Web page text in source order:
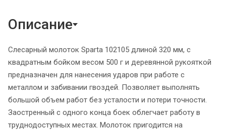
Описание
Слесарный молоток Sparta 102105 длиной 320 мм, с
квадратным бойком весом 500 г и деревянной рукояткой
предназначен для нанесения ударов при работе с
металлом и забивании гвоздей. Позволяет выполнять
большой объем работ без усталости и потери точности.
Заостренный с одного конца боек облегчает работу в
труднодоступных местах. Молоток пригодится на